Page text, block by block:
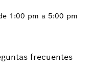
1:00 pm a 5:00 pm
frecuentes